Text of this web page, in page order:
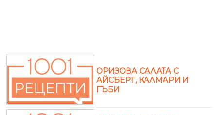
ОРИЗОВА САЛАТА С
АЙСБЕРГ, КАЛМАРИ И
ГЪБИ